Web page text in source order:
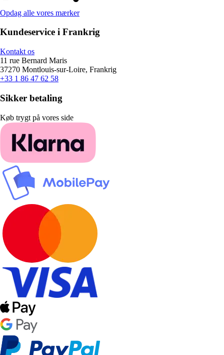
Opdag alle vores mærker
Kundeservice i Frankrig
Kontakt os
11 rue Bernard Maris
37270 Montlouis-sur-Loire, Frankrig
+33 1 86 47 62 58
Sikker betaling
Køb trygt på vores side